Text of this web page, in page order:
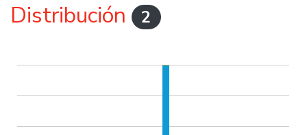
Distribución 2